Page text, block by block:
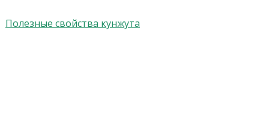
Полезные свойства кунжута